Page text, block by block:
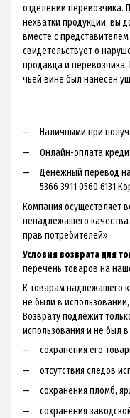
отделении перевозчика.
нехватки продукции, вы
вместе с
свидетельствует о
продавца и
чьей вине был нанесен
Наличными при
Онлайн-оплата
Денежный перевод
5366 3911 0560 6131
Компания осуществляет
ненадлежащего
прав потребителей».
Условия возврата для
перечень товаров на
К товарам надлежащего
не были в
Возврату подлежит
использования и не был
сохранения его
отсутствия следов
сохранения пломб,
сохранения